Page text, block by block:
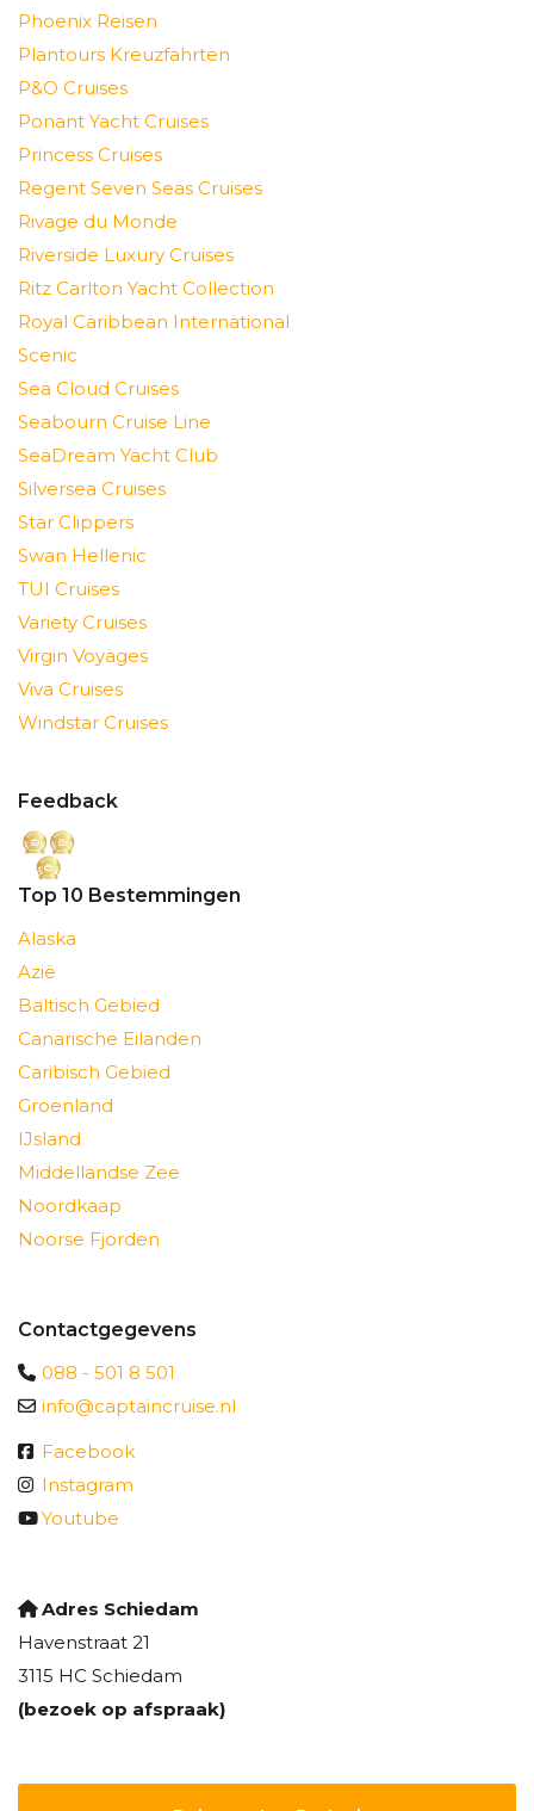
Phoenix Reisen
Plantours Kreuzfahrten
P&O Cruises
Ponant Yacht Cruises
Princess Cruises
Regent Seven Seas Cruises
Rivage du Monde
Riverside Luxury Cruises
Ritz Carlton Yacht Collection
Royal Caribbean International
Scenic
Sea Cloud Cruises
Seabourn Cruise Line
SeaDream Yacht Club
Silversea Cruises
Star Clippers
Swan Hellenic
TUI Cruises
Variety Cruises
Virgin Voyages
Viva Cruises
Windstar Cruises
Feedback
Top 10 Bestemmingen
Alaska
Azië
Baltisch Gebied
Canarische Eilanden
Caribisch Gebied
Groenland
IJsland
Middellandse Zee
Noordkaap
Noorse Fjorden
Contactgegevens
088 - 501 8 501
info@captaincruise.nl
Facebook
Instagram
Youtube
Adres Schiedam
Havenstraat 21
3115 HC Schiedam
(bezoek op afspraak)